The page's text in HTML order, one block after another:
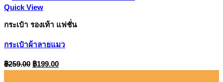
Quick View
กระเป๋า รองเท้า แฟชั่น
กระเป๋าผ้าลายแมว
฿259.00 Original
price
฿199.00Current
price